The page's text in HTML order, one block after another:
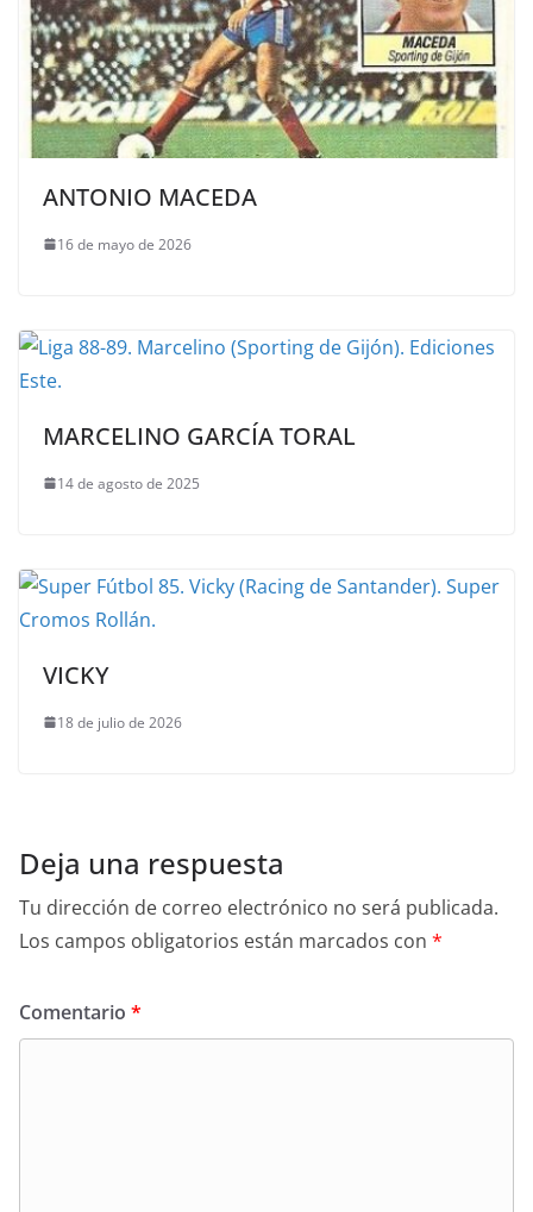
ANTONIO MACEDA
16 de mayo de 2026
MARCELINO GARCÍA TORAL
14 de agosto de 2025
VICKY
18 de julio de 2026
Deja una respuesta
Tu dirección de correo electrónico no será publicada.
Los campos obligatorios están marcados con *
Comentario *